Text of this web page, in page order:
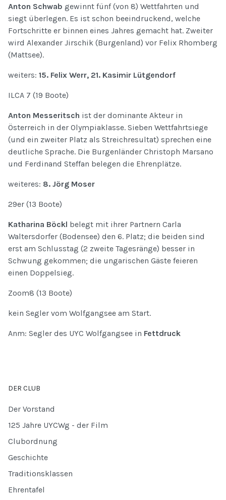
Anton Schwab gewinnt fünf (von 8) Wettfahrten und
siegt überlegen. Es ist schon beeindruckend, welche
Fortschritte er binnen eines Jahres gemacht hat. Zweiter
wird Alexander Jirschik (Burgenland) vor Felix Rhomberg
(Mattsee).
weiters: 15. Felix Werr, 21. Kasimir Lütgendorf
ILCA 7 (19 Boote)
Anton Messeritsch ist der dominante Akteur in
Österreich in der Olympiaklasse. Sieben Wettfahrtsiege
(und ein zweiter Platz als Streichresultat) sprechen eine
deutliche Sprache. Die Burgenländer Christoph Marsano
und Ferdinand Steffan belegen die Ehrenplätze.
weiteres: 8. Jörg Moser
29er (13 Boote)
Katharina Böckl belegt mit ihrer Partnern Carla
Waltersdorfer (Bodensee) den 6. Platz; die beiden sind
erst am Schlusstag (2 zweite Tagesränge) besser in
Schwung gekommen; die ungarischen Gäste feieren
einen Doppelsieg.
Zoom8 (13 Boote)
kein Segler vom Wolfgangsee am Start.
Anm: Segler des UYC Wolfgangsee in Fettdruck
DER CLUB
Der Vorstand
125 Jahre UYCWg - der Film
Clubordnung
Geschichte
Traditionsklassen
Ehrentafel